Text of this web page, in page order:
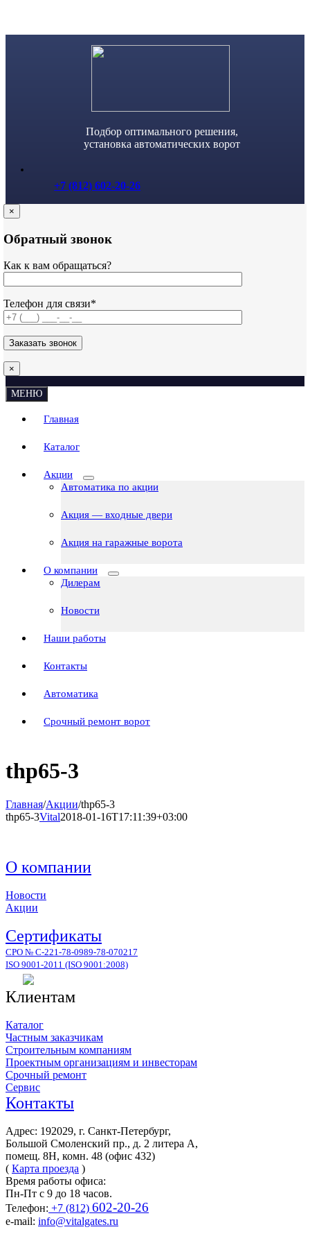
Подбор оптимального решения,
установка автоматических ворот
+7 (812) 602-20-26
×
Обратный звонок
Как к вам обращаться?
Телефон для связи*
×
МЕНЮ
Главная
Каталог
Акции
Автоматика по акции
Акция — входные двери
Акция на гаражные ворота
О компании
Дилерам
Новости
Наши работы
Контакты
Автоматика
Срочный ремонт ворот
thp65-3
Главная/Акции/thp65-3
thp65-3Vital2018-01-16T17:11:39+03:00
О компании
Новости
Акции
Сертификаты
СРО № С-221-78-0989-78-070217
ISO 9001-2011 (ISO 9001:2008)
Клиентам
Каталог
Частным заказчикам
Строительным компаниям
Проектным организациям и инвесторам
Срочный ремонт
Сервис
Контакты
Адрес: 192029, г. Санкт-Петербург,
Большой Смоленский пр., д. 2 литера А,
помещ. 8Н, комн. 48 (офис 432)
( Карта проезда )
Время работы офиса:
Пн-Пт с 9 до 18 часов.
Телефон: +7 (812) 602-20-26
e-mail: info@vitalgates.ru